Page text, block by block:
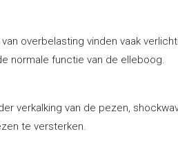
overbelasting vinden vaak
normale functie van de elleboog.
verkalking van de pezen,
te versterken.